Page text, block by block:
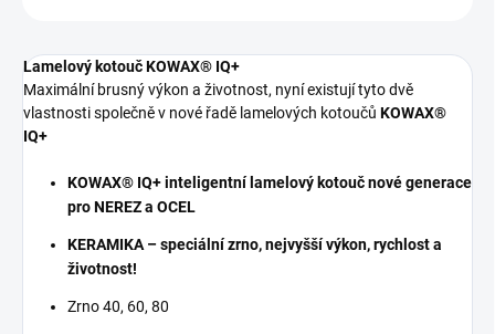
Lamelový kotouč KOWAX® IQ+
Maximální brusný výkon a životnost, nyní existují tyto dvě
vlastnosti společně v nové řadě lamelových kotoučů KOWAX®
IQ+
KOWAX® IQ+ inteligentní lamelový kotouč nové generace
pro NEREZ a OCEL
KERAMIKA – speciální zrno, nejvyšší výkon, rychlost a
životnost!
Zrno 40, 60, 80